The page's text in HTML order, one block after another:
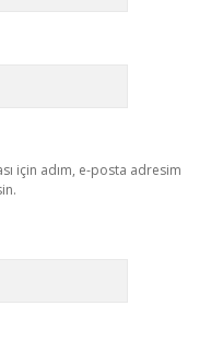
için adım, e-posta adresim